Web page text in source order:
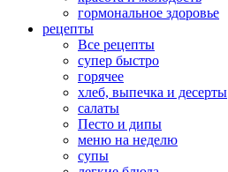
гормональное здоровье
рецепты
Все рецепты
супер быстро
горячее
хлеб, выпечка и десерты
салаты
Песто и дипы
меню на неделю
супы